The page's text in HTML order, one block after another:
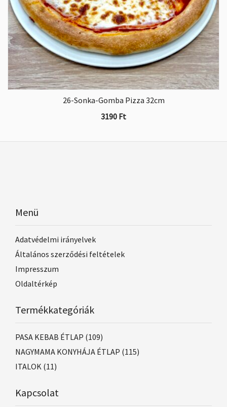
26-Sonka-Gomba Pizza 32cm
3190 Ft
Menü
Adatvédelmi irányelvek
Általános szerződési feltételek
Impresszum
Oldaltérkép
Termékkategóriák
PASA KEBAB ÉTLAP (109)
NAGYMAMA KONYHÁJA ÉTLAP (115)
ITALOK (11)
Kapcsolat